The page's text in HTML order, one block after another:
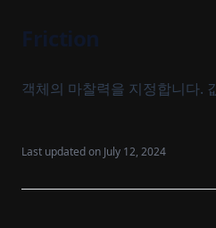
Friction
객체의 마찰력을 지정합니다.
Last updated on July 12, 2024